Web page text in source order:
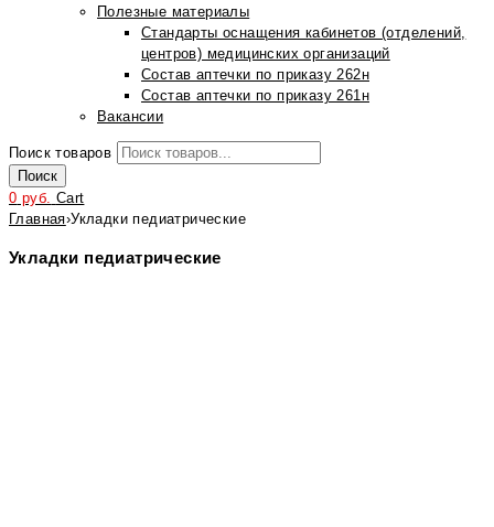
Полезные материалы
Стандарты оснащения кабинетов (отделений,
центров) медицинских организаций
Состав аптечки по приказу 262н
Состав аптечки по приказу 261н
Вакансии
Поиск товаров
Поиск
0 руб. Cart
Главная›Укладки педиатрические
Укладки педиатрические